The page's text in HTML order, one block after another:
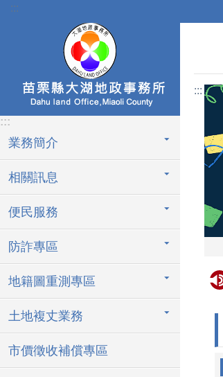
跳到主要內容區塊
:::
:::
業務簡介
相關訊息
便民服務
防詐專區
地籍圖重測專區
土地複丈業務
市價徵收補償專區
:::